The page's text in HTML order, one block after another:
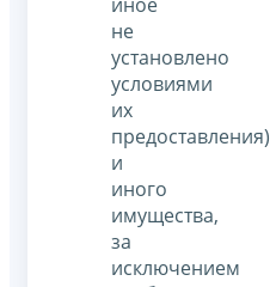
не
установлено
условиями
их
предоставления)
и
иного
имущества,
за
исключением